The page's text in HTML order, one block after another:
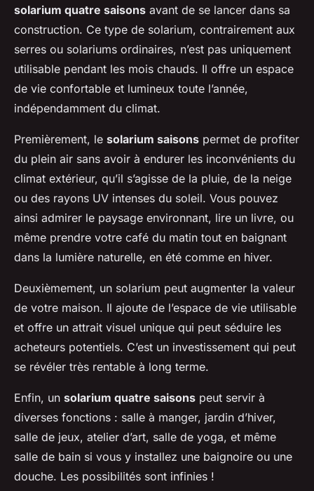
solarium quatre saisons avant de se lancer dans sa
construction. Ce type de solarium, contrairement aux
serres ou solariums ordinaires, n’est pas uniquement
utilisable pendant les mois chauds. Il offre un espace
de vie confortable et lumineux toute l’année,
indépendamment du climat.
Premièrement, le solarium saisons permet de profiter
du plein air sans avoir à endurer les inconvénients du
climat extérieur, qu’il s’agisse de la pluie, de la neige
ou des rayons UV intenses du soleil. Vous pouvez
ainsi admirer le paysage environnant, lire un livre, ou
même prendre votre café du matin tout en baignant
dans la lumière naturelle, en été comme en hiver.
Deuxièmement, un solarium peut augmenter la valeur
de votre maison. Il ajoute de l’espace de vie utilisable
et offre un attrait visuel unique qui peut séduire les
acheteurs potentiels. C’est un investissement qui peut
se révéler très rentable à long terme.
Enfin, un solarium quatre saisons peut servir à
diverses fonctions : salle à manger, jardin d’hiver,
salle de jeux, atelier d’art, salle de yoga, et même
salle de bain si vous y installez une baignoire ou une
douche. Les possibilités sont infinies !